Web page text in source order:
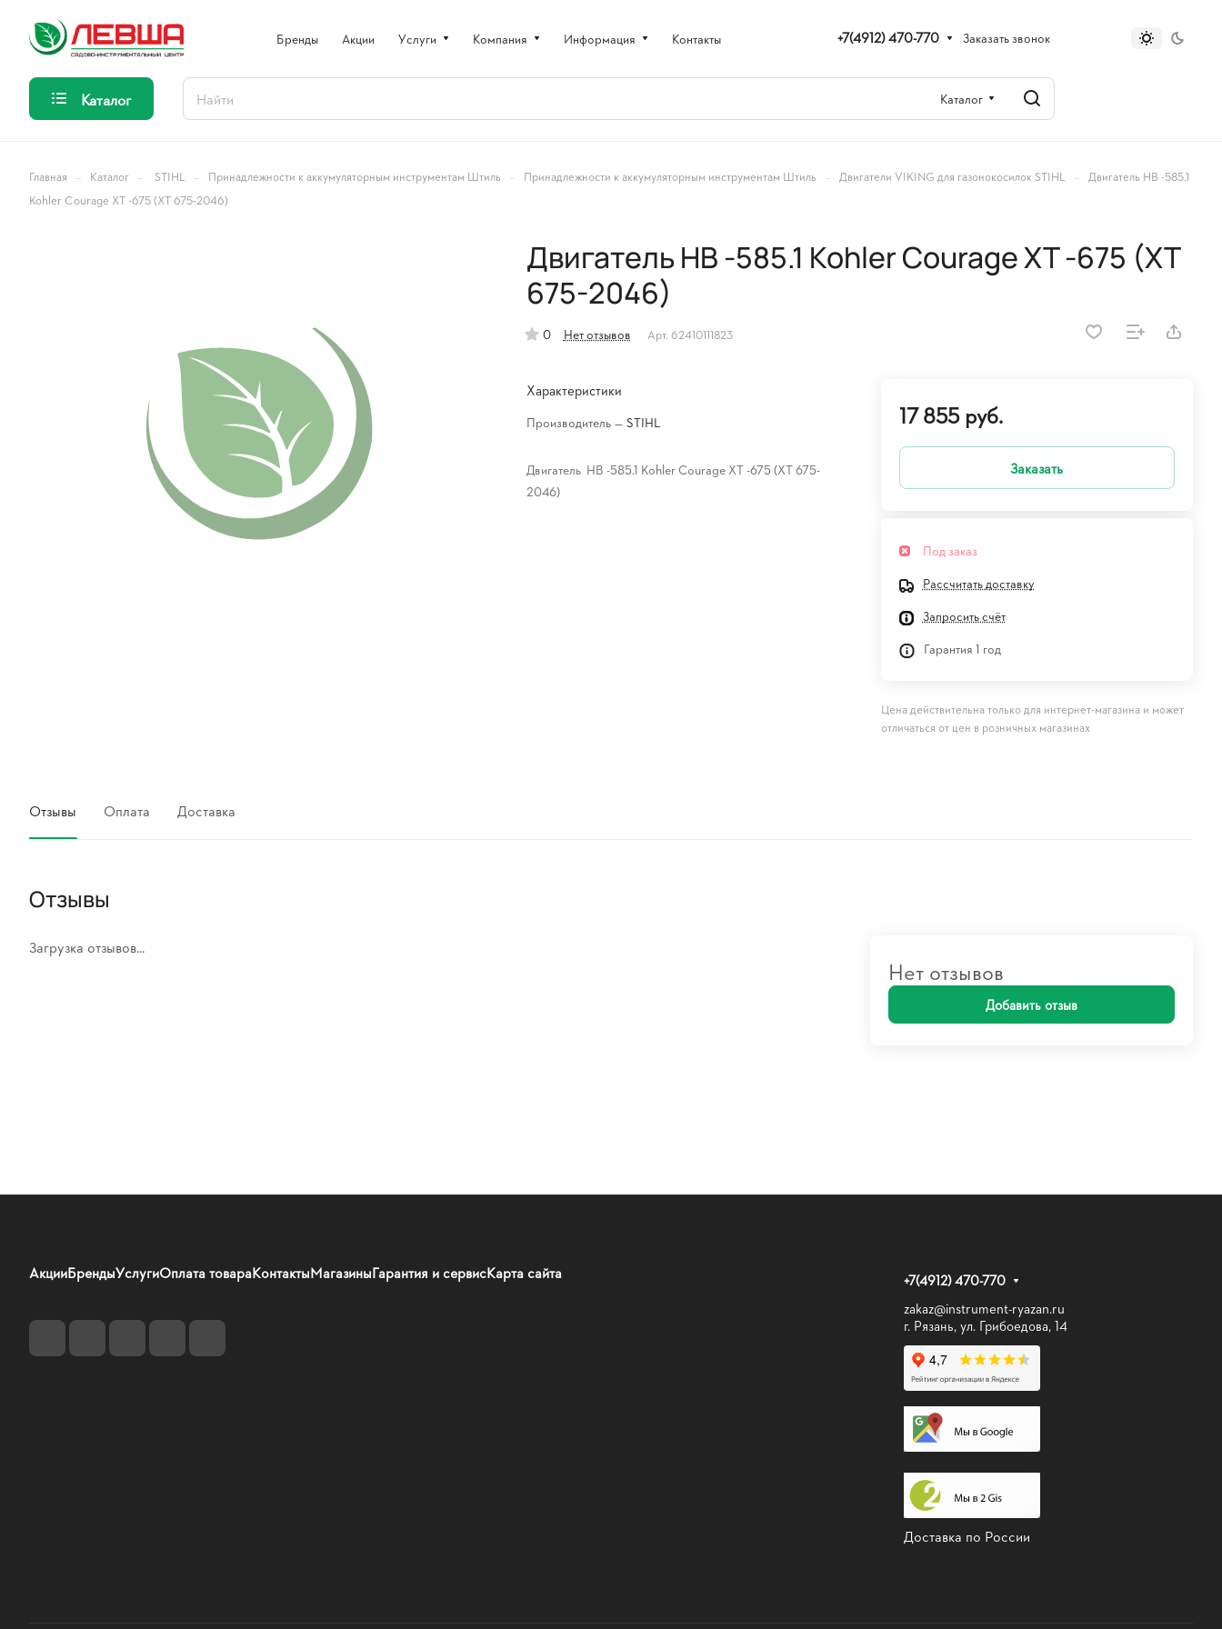
Бренды Акции Услуги Компания Информация Контакты +7(4912) 470-770 Заказать звонок
Каталог Каталог
Главная – Каталог – STIHL – Принадлежности к аккумуляторным инструментам Штиль – Принадлежности к аккумуляторным инструментам Штиль – Двигатели VIKING для газонокосилок STIHL – Двигатель HB -585.1
Kohler Courage XT -675 (XT 675-2046)
Двигатель HB -585.1 Kohler Courage XT -675 (XT
675-2046)
0 Нет отзывов Арт. 62410111823
Характеристики
Производитель — STIHL
Двигатель HB -585.1 Kohler Courage XT -675 (XT 675-
2046)
17 855 руб.
Заказать
Под заказ
Рассчитать доставку
Запросить счёт
Гарантия 1 год
Цена действительна только для интернет-магазина и может
отличаться от цен в розничных магазинах
Отзывы Оплата Доставка
Отзывы
Загрузка отзывов...
Нет отзывов
Добавить отзыв
АкцииБрендыУслугиОплата товараКонтактыМагазиныГарантия и сервисКарта сайта
+7(4912) 470-770
zakaz@instrument-ryazan.ru
г. Рязань, ул. Грибоедова, 14
Доставка по России